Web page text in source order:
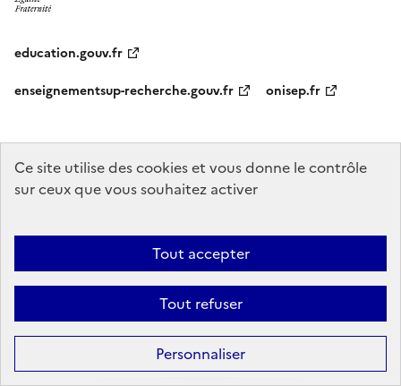
Ce site utilise des cookies et vous donne le contrôle
sur ceux que vous souhaitez activer
Tout accepter
Tout refuser
Personnaliser
education.gouv.fr
enseignementsup-recherche.gouv.fr
onisep.fr
Mentions légales Données personnelles Plan du site
Contact
Accessibilité : partiellement conforme
Sauf mention explicite de propriété intellectuelle détenue par des tiers,
les contenus de ce site sont proposés souslicence etalab-2.0